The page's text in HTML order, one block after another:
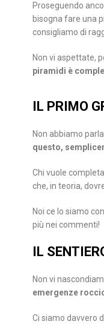
Proseguendo
bisogna fare una
consigliamo di
Non vi aspettate,
piramidi è
IL PRIMO
Non abbiamo
questo,
Chi vuole
che, in teoria,
Noi ce lo siamo
più nei commenti!
IL
Non vi
emergenze
Ci siamo davvero